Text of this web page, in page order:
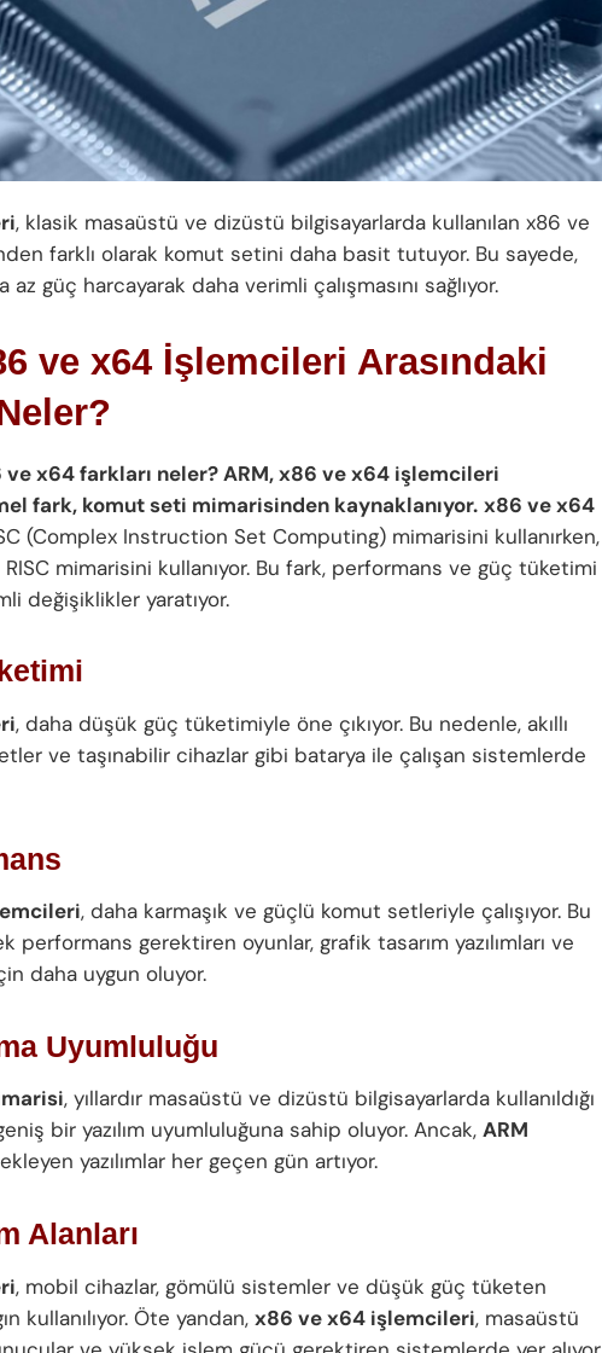
, klasik masaüstü ve dizüstü bilgisayarlarda kullanılan x86 ve
farklı olarak komut setini daha basit tutuyor. Bu sayede,
güç harcayarak daha verimli çalışmasını sağlıyor.
ve x64 İşlemcileri Arasındaki
ve x64 farkları neler? ARM, x86 ve x64 işlemcileri
fark, komut seti mimarisinden kaynaklanıyor. x86 ve x64
(Complex Instruction Set Computing) mimarisini kullanırken,
RISC mimarisini kullanıyor. Bu fark, performans ve güç tüketimi
değişiklikler yaratıyor.
, daha düşük güç tüketimiyle öne çıkıyor. Bu nedenle, akıllı
ve taşınabilir cihazlar gibi batarya ile çalışan sistemlerde
, daha karmaşık ve güçlü komut setleriyle çalışıyor. Bu
performans gerektiren oyunlar, grafik tasarım yazılımları ve
daha uygun oluyor.
Uyumluluğu
, yıllardır masaüstü ve dizüstü bilgisayarlarda kullanıldığı
bir yazılım uyumluluğuna sahip oluyor. Ancak, ARM
yazılımlar her geçen gün artıyor.
Alanları
, mobil cihazlar, gömülü sistemler ve düşük güç tüketen
kullanılıyor. Öte yandan, x86 ve x64 işlemcileri, masaüstü